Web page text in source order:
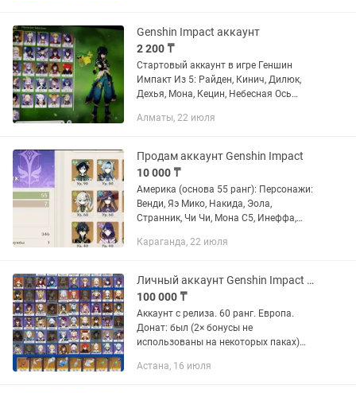
Genshin Impact аккаунт
2 200 ₸
Стартовый аккаунт в игре Геншин
Импакт Из 5: Райден, Кинич, Дилюк,
Дехья, Мона, Кецин, Небесная Ось
Карта зачищена не полностью
Алматы, 22 июля
Продам аккаунт Genshin Impact
10 000 ₸
Америка (основа 55 ранг): Персонажи:
Венди, Яэ Мико, Накида, Эола,
Странник, Чи Чи, Мона С5, Инеффа,
Коломбина Оружие: Волчья погибель и
Караганда, 22 июля
Личный аккаунт Genshin Impact AR60
100 000 ₸
Аккаунт с релиза. 60 ранг. Европа.
Донат: был (2× бонусы не
использованы на некоторых паках)
персонажи с созвездиями: Странник
Астана, 16 июля